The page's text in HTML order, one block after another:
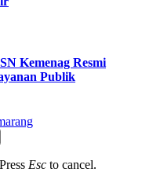
Kemenag Resmi
Publik
Esc to cancel.